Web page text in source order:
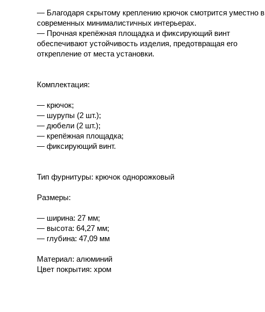
— Благодаря скрытому креплению крючок смотрится уместно в
современных минималистичных интерьерах.
— Прочная крепёжная площадка и фиксирующий винт
обеспечивают устойчивость изделия, предотвращая его
открепление от места установки.
Комплектация:
— крючок;
— шурупы (2 шт.);
— дюбели (2 шт.);
— крепёжная площадка;
— фиксирующий винт.
Тип фурнитуры: крючок однорожковый
Размеры:
— ширина: 27 мм;
— высота: 64,27 мм;
— глубина: 47,09 мм
Материал: алюминий
Цвет покрытия: хром